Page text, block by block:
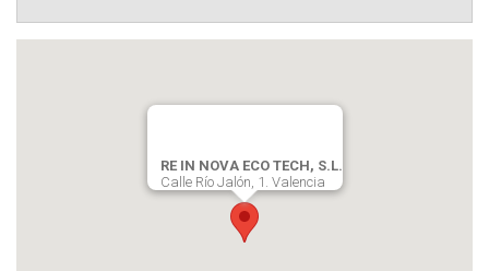
RE IN NOVA ECO TECH, S.L.
Calle Río Jalón, 1. Valencia